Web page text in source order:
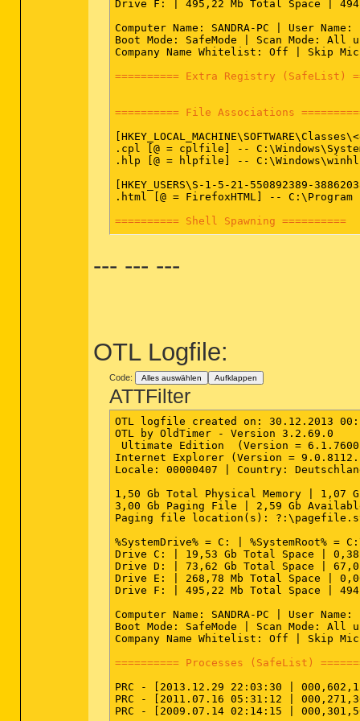
Drive F: | 495,22 Mb Total Space |
Computer Name: SANDRA-PC | User
Boot Mode: SafeMode | Scan Mode: All
Company Name Whitelist: Off | Skip
========== Extra Registry (SafeList)
========== File Associations
.cpl [@ = cplfile] --
.hlp [@ = hlpfile] --
[HKEY_USERS\S-1-5-21-550892389-
.html [@ = FirefoxHTML] --
========== Shell Spawning ==========
cmdfile [open] -- "%1" %*
htmlfile [edit] -- Reg Error: Key
htmlfile [print] -- rundll32.exe
inffile [install] --
piffile [open] -- "%1" %*
regfile [merge] -- Reg Error: Key
scrfile [config] -- "%1"
scrfile [install] -- rundll32.exe
scrfile [open] -- "%1" /S
txtfile [edit] -- Reg Error: Key
Unknown [openas] --
Directory [cmd] -- cmd.exe /s /k
Directory [find] --
Folder [open] --
Folder [explore] -- Reg Error: Value
Drive [find] --
========== Security Center Settings
"cval" = 0
"VistaSp1" = Reg Error: Unknown
"AntiVirusOverride" = 0
"AntiSpywareOverride" = 0
"FirewallOverride" = 0
========== Firewall Settings
--- --- ---
OTL Logfile:
Code: Alles auswählen Aufklappen
ATTFilter
OTL logfile created on: 30.12.2013
OTL by OldTimer - Version 3.2.69.0
Ultimate Edition  (Version =
Internet Explorer (Version =
Locale: 00000407 | Country:
1,50 Gb Total Physical Memory | 1,07
3,00 Gb Paging File | 2,59 Gb
Paging file location(s):
%SystemDrive% = C: | %SystemRoot% =
Drive C: | 19,53 Gb Total Space | 0,38
Drive D: | 73,62 Gb Total Space |
Drive E: | 268,78 Mb Total Space |
Drive F: | 495,22 Mb Total Space |
Computer Name: SANDRA-PC | User
Boot Mode: SafeMode | Scan Mode: All
Company Name Whitelist: Off | Skip
========== Processes (SafeList)
PRC - [2013.12.29 22:03:30 |
PRC - [2011.07.16 05:31:12 |
PRC - [2009.07.14 02:14:15 |